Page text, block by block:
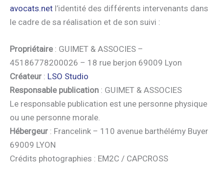
avocats.net l’identité des différents intervenants dans
le cadre de sa réalisation et de son suivi :
Propriétaire: GUIMET & ASSOCIES –
45186778200026 – 18 rue berjon 69009 Lyon
Créateur : LSO Studio
Responsable publication : GUIMET & ASSOCIES
Le responsable publication est une personne physique
ou une personne morale.
Hébergeur : Francelink – 110 avenue barthélémy Buyer
69009 LYON
Crédits photographies : EM2C / CAPCROSS